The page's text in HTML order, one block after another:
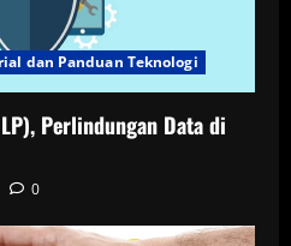
dan Panduan Teknologi
Perlindungan Data di
0